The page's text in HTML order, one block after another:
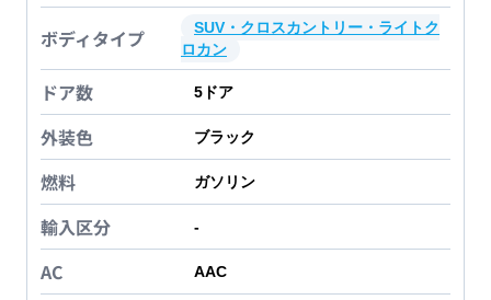
ボディタイプ
SUV・クロスカントリー・ライトク
ロカン
ドア数 5 ドア
外装色 ブラック
燃料 ガソリン
輸入区分 -
AC AAC